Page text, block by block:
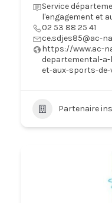
Service
l'engagement et
02 53 88 25 41
ce.sdjes85@ac-
https://www.ac-
departemental-
et-aux-sports-de-
Partenaire